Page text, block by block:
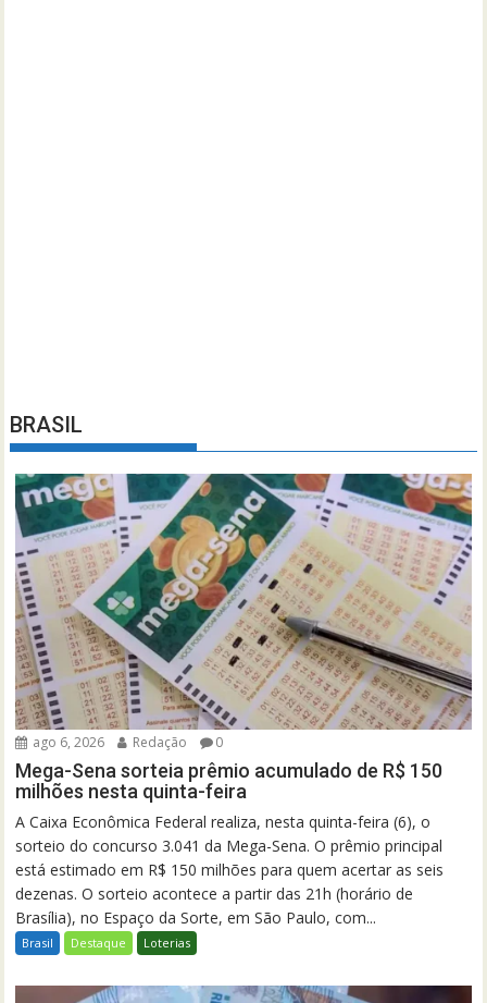
BRASIL
ago 6, 2026 Redação 0
Mega-Sena sorteia prêmio acumulado de R$ 150
milhões nesta quinta-feira
A Caixa Econômica Federal realiza, nesta quinta-feira (6), o
sorteio do concurso 3.041 da Mega-Sena. O prêmio principal
está estimado em R$ 150 milhões para quem acertar as seis
dezenas. O sorteio acontece a partir das 21h (horário de
Brasília), no Espaço da Sorte, em São Paulo, com...
Brasil Destaque Loterias